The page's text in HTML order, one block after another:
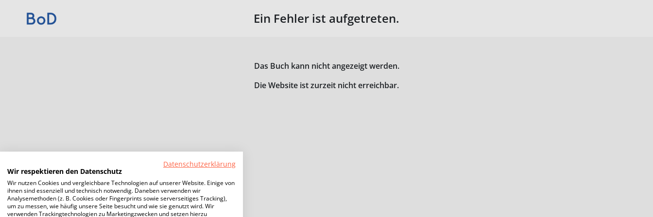
Ein Fehler ist aufgetreten.
Das Buch kann nicht angezeigt werden.
Die Website ist zurzeit nicht erreichbar.
Datenschutzerklärung
Wir respektieren den Datenschutz
Wir nutzen Cookies und vergleichbare Technologien auf unserer Website. Einige von
ihnen sind essenziell und technisch notwendig. Daneben verwenden wir
Analysemethoden (z. B. Cookies oder Fingerprints sowie serverseitiges Tracking),
um zu messen, wie häufig unsere Seite besucht und wie sie genutzt wird. Wir
verwenden Trackingtechnologien zu Marketingzwecken und setzen hierzu